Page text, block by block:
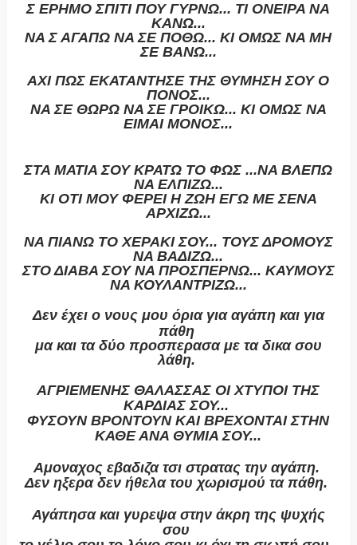
Σ ΕΡΗΜΟ ΣΠΙΤΙ ΠΟΥ ΓΥΡΝΩ... ΤΙ ΟΝΕΙΡΑ ΝΑ
ΚΑΝΩ...
ΝΑ Σ ΑΓΑΠΩ ΝΑ ΣΕ ΠΟΘΩ... ΚΙ ΟΜΩΣ ΝΑ ΜΗ
ΣΕ ΒΑΝΩ...
ΑΧΙ ΠΩΣ ΕΚΑΤΑΝΤΗΣΕ ΤΗΣ ΘΥΜΗΣΗ ΣΟΥ Ο
ΠΟΝΟΣ...
ΝΑ ΣΕ ΘΩΡΩ ΝΑ ΣΕ ΓΡΟΙΚΩ... ΚΙ ΟΜΩΣ ΝΑ
ΕΙΜΑΙ ΜΟΝΟΣ...
ΣΤΑ ΜΑΤΙΑ ΣΟΥ ΚΡΑΤΩ ΤΟ ΦΩΣ ...ΝΑ ΒΛΕΠΩ
ΝΑ ΕΛΠΙΖΩ...
ΚΙ ΟΤΙ ΜΟΥ ΦΕΡΕΙ Η ΖΩΗ ΕΓΩ ΜΕ ΣΕΝΑ
ΑΡΧΙΖΩ...
ΝΑ ΠΙΑΝΩ ΤΟ ΧΕΡΑΚΙ ΣΟΥ... ΤΟΥΣ ΔΡΟΜΟΥΣ
ΝΑ ΒΑΔΙΖΩ...
ΣΤΟ ΔΙΑΒΑ ΣΟΥ ΝΑ ΠΡΟΣΠΕΡΝΩ... ΚΑΥΜΟΥΣ
ΝΑ ΚΟΥΛΑΝΤΡΙΖΩ...
Δεν έχει ο νους μου όρια για αγάπη και για
πάθη
μα και τα δύο προσπερασα με τα δικα σου
λάθη.
ΑΓΡΙΕΜΕΝΗΣ ΘΑΛΑΣΣΑΣ ΟΙ ΧΤΥΠΟΙ ΤΗΣ
ΚΑΡΔΙΑΣ ΣΟΥ...
ΦΥΣΟΥΝ ΒΡΟΝΤΟΥΝ ΚΑΙ ΒΡΕΧΟΝΤΑΙ ΣΤΗΝ
ΚΑΘΕ ΑΝΑ ΘΥΜΙΑ ΣΟΥ...
Αμοναχος εβαδιζα τσι στρατας την αγάπη.
Δεν ηξερα δεν ήθελα του χωρισμού τα πάθη.
Αγάπησα και γυρεψα στην άκρη της ψυχής
σου